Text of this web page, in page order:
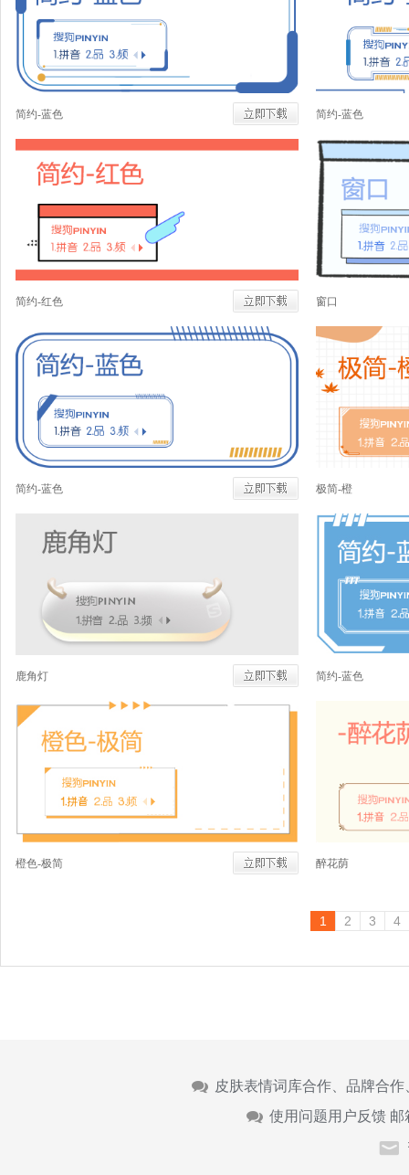
简约-蓝色 简约-蓝色
简约-红色 窗口
简约-蓝色 极简-橙
鹿角灯 简约-蓝色
橙色-极简 醉花荫
1 2 3 4
皮肤表情词库合作、品牌合
使用问题用户反馈 邮